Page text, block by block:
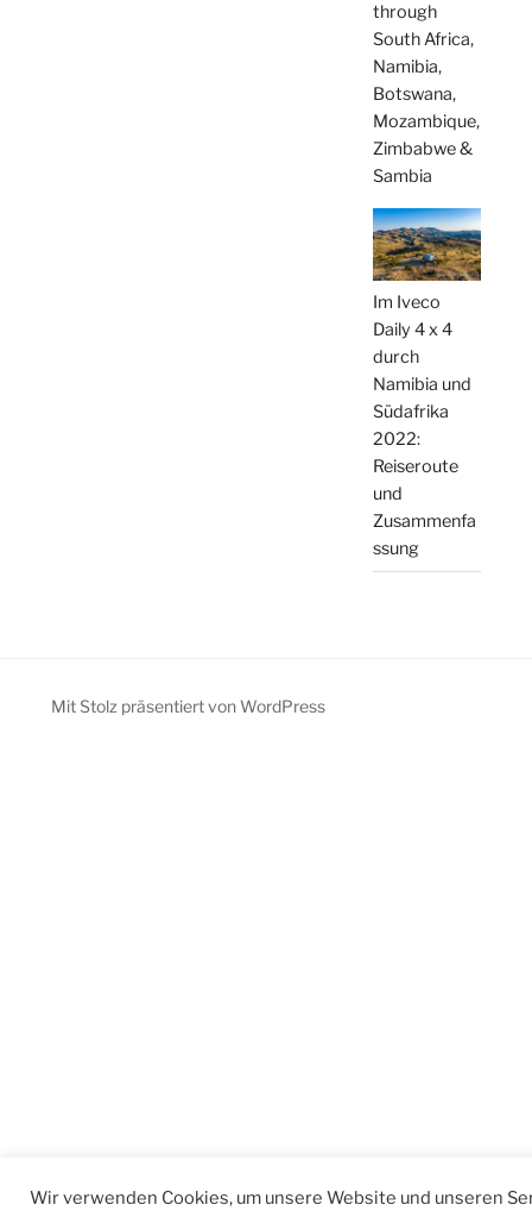
through
South Africa,
Namibia,
Botswana,
Mozambique,
Zimbabwe &
Sambia
Im Iveco
Daily 4 x 4
durch
Namibia und
Südafrika
2022:
Reiseroute
und
Zusammenfa
ssung
Mit Stolz präsentiert von WordPress
Wir verwenden Cookies, um unsere Website und unseren